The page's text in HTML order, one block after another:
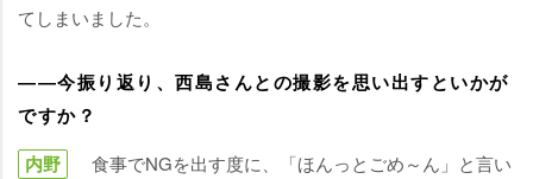
てしまいました。
――今振り返り、西島さんとの撮影を思い出すといかが
ですか？
内野
食事でNGを出す度に、「ほんっとごめ～ん」と言い